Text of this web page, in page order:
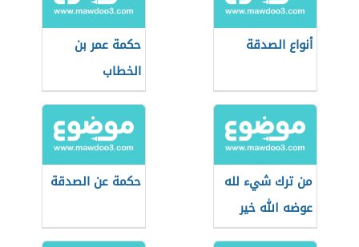
أنواع الصدقة
حكمة عمر بن
الخطاب
من ترك شيء لله
عوضه الله خير
منه
حكمة عن الصدقة